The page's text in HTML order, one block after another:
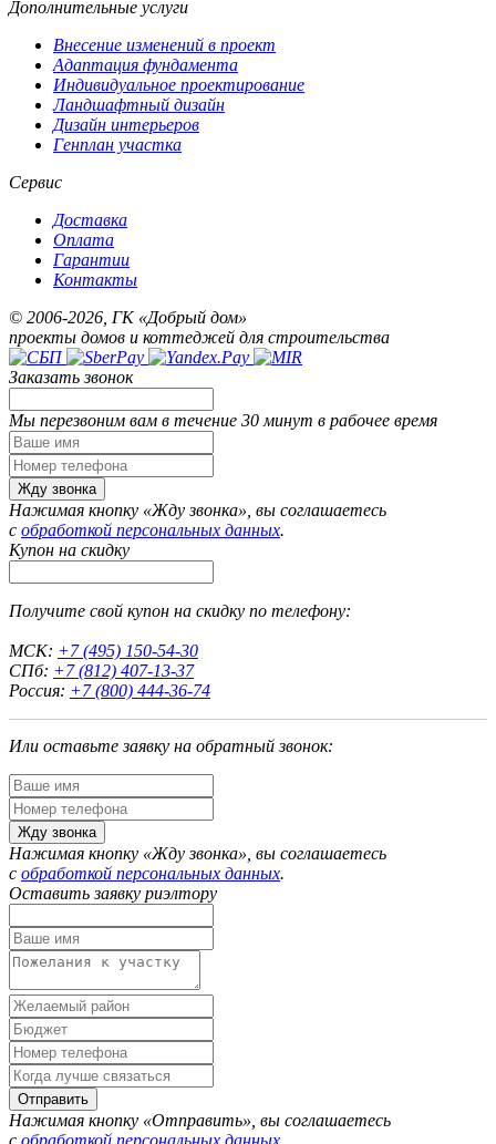
Дополнительные услуги
Внесение изменений в проект
Адаптация фундамента
Индивидуальное проектирование
Ландшафтный дизайн
Дизайн интерьеров
Генплан участка
Сервис
Доставка
Оплата
Гарантии
Контакты
© 2006-2026, ГК «Добрый дом»
проекты домов и коттеджей для строительства
Заказать звонок
Мы перезвоним вам в течение 30 минут в рабочее время
Жду звонка
Нажимая кнопку «Жду звонка», вы соглашаетесь
с обработкой персональных данных.
Купон на скидку
Получите свой купон на скидку по телефону:
МСК: +7 (495) 150-54-30
СПб: +7 (812) 407-13-37
Россия: +7 (800) 444-36-74
Или оставьте заявку на обратный звонок:
Жду звонка
Нажимая кнопку «Жду звонка», вы соглашаетесь
с обработкой персональных данных.
Оставить заявку риэлтору
Отправить
Нажимая кнопку «Отправить», вы соглашаетесь
с обработкой персональных данных